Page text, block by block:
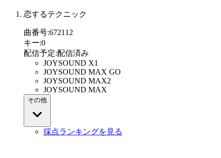
恋するテクニック
曲番号:672112
キー:0
配信予定:配信済み
JOYSOUND X1
JOYSOUND MAX GO
JOYSOUND MAX2
JOYSOUND MAX
その他
採点ランキングを見る